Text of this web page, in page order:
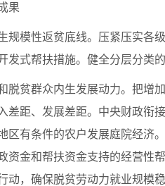
果
规模性返贫底线。压紧压实
发式帮扶措施。健全分层分类
脱贫群众内生发展动力。把增
差距、发展差距。中央财政衔
区有条件的农户发展庭院经济
资金和帮扶资金支持的经营性
动，确保脱贫劳动力就业规模